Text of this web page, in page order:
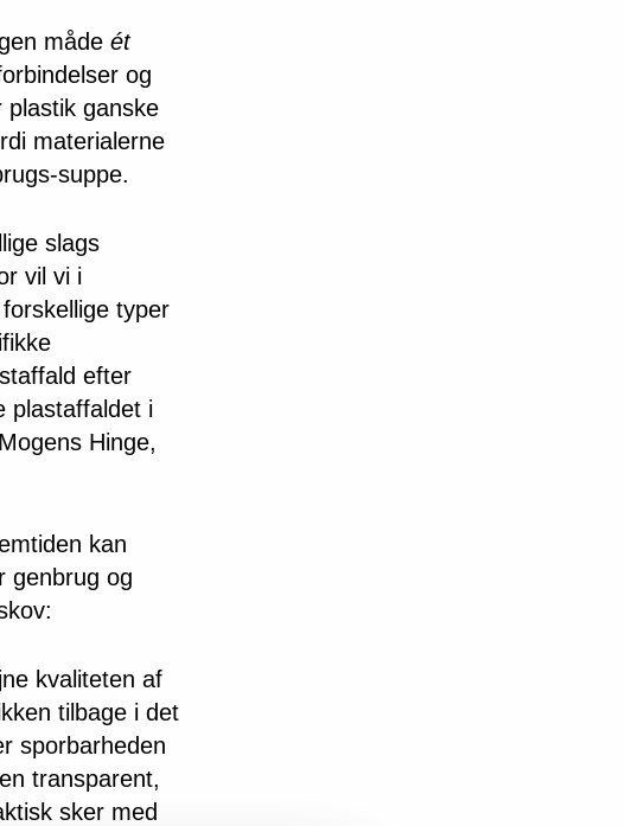
måde ét
og
ganske
materialerne
suppe.
slags
vil vi i
typer
efter
plastaffaldet i
Hinge,
kan
genbrug og
kvaliteten af
tilbage i det
sporbarheden
transparent,
sker med